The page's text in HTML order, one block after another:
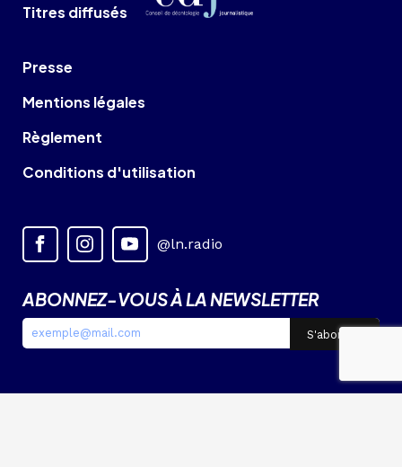
Titres diffusés
Presse
Mentions légales
Règlement
Conditions d'utilisation
@ln.radio
ABONNEZ-VOUS À LA NEWSLETTER